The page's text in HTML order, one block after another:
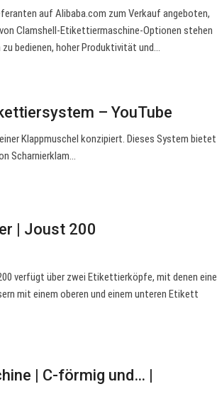
auf Alibaba.com zum Verkauf angeboten,
Clamshell-Etikettiermaschine-Optionen stehen
bedienen, hoher Produktivität und…
– YouTube
Klappmuschel konzipiert. Dieses System bietet
Scharnierklam…
| Joust 200
verfügt über zwei Etikettierköpfe, mit denen eine
mit einem oberen und einem unteren Etikett
| C-förmig und… |